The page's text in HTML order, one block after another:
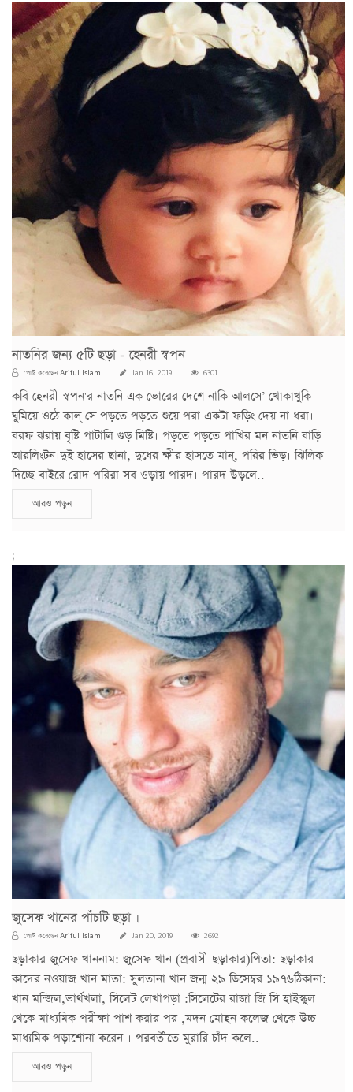
নাতনির জন্য ৫টি ছড়া - হেনরী স্বপন
পোস্ট করেছেনAriful Islam Jan 16, 2019 6301
কবি হেনরী স্বপন'র নাতনি এক ভোরের দেশে নাকি আলসে’ খোকাখুকি
ঘুমিয়ে ওঠে কাল্ সে পড়তে পড়তে শুয়ে পরা একটা ফড়িং দেয় না ধরা।
বরফ ঝরায় বৃষ্টি পাটালি গুড় মিষ্টি। পড়তে পড়তে পাখির মন নাতনি বাড়ি
আরলিংটন।দুই হাসের ছানা, দুধের ক্ষীর হাসতে মান্, পরির ভিড়। ঝিলিক
দিচ্ছে বাইরে রোদ পরিরা সব ওড়ায় পারদ। পারদ উড়লে..
আরও পড়ুন
;
জুসেফ খানের পাঁচটি ছড়া ।
পোস্ট করেছেনAriful Islam Jan 20, 2019 2692
ছড়াকার জুসেফ খাননাম: জুসেফ খান (প্রবাসী ছড়াকার)পিতা: ছড়াকার
কাদের নওয়াজ খান মাতা: সুলতানা খান জন্ম ২৯ ডিসেম্বর ১৯৭৬ঠিকানা:
খান মন্জিল,ভার্থখলা, সিলেট লেখাপড়া :সিলেটের রাজা জি সি হাইস্কুল
থেকে মাধ্যমিক পরীক্ষা পাশ করার পর ,মদন মোহন কলেজ থেকে উচ্চ
মাধ্যমিক পড়াশোনা করেন । পরবর্তীতে মুরারি চাঁদ কলে..
আরও পড়ুন